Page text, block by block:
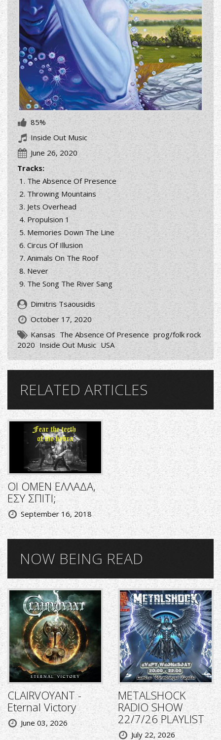
85%
Inside Out Music
June 26, 2020
Tracks:
The Absence Of Presence
Throwing Mountains
Jets Overhead
Propulsion 1
Memories Down The Line
Circus Of Illusion
Animals On The Roof
Never
The Song The River Sang
Dimitris Tsaousidis
October 17, 2020
Kansas The Absence Of Presence prog/folk rock
2020 Inside Out Music USA
RELATED ARTICLES
ΟΙ OMEN ΕΛΛΑΔΑ,
ΕΣΥ ΣΠΙΤΙ;
September 16, 2018
NOW BEING READ
CLAIRVOYANT -
Eternal Victory
June 03, 2026
METALSHOCK
RADIO SHOW
22/7/26 PLAYLIST
July 22, 2026